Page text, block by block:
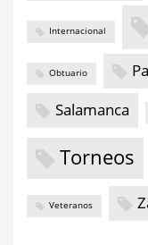
Internacional
Obtuario
Salamanca
Torneos
Veteranos